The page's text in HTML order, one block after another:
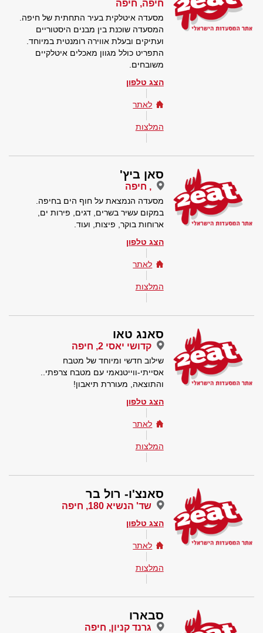
חיפה, חיפה
מסעדה איטלקית בעיר התחתית של חיפה.
המסעדה שוכנת בין מבנים היסטוריים
ועתיקים ובעלת אווירה רומנטית במיוחד.
התפריט כולל מגוון מאכלים איטלקיים
משובחים.
הצג טלפון
לאתר
המלצות
סאן ביץ'
, חיפה
מסעדה הנמצאת על חוף הים בחיפה.
במקום עשיר בשרים, דגים, פירות ים,
ארוחות בוקר, פיצות, ועוד.
הצג טלפון
לאתר
המלצות
סאנג טאו
קדושי יאסי 2, חיפה
שילוב חדשי ומיוחד של מטבח
אסייתי-ווייטנאמי עם מטבח צרפתי..
והתוצאה, מעוררת תיאבון!
הצג טלפון
לאתר
המלצות
סאנצ'ו- רול בר
שד' הנשיא 180, חיפה
הצג טלפון
לאתר
המלצות
סבארו
גרנד קניון, חיפה